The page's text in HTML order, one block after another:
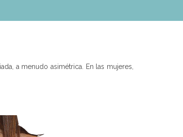
a menudo asimétrica. En las mujeres,